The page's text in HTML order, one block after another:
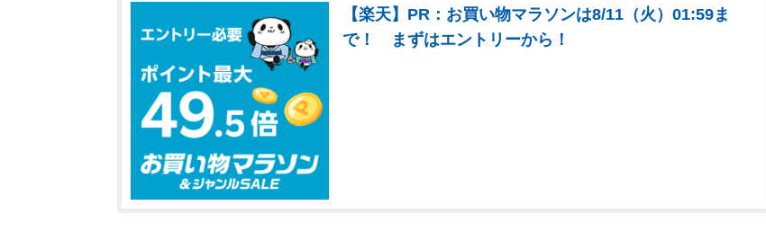
【楽天】PR：お買い物マラソンは8/11（火）01:59ま
で！ まずはエントリーから！